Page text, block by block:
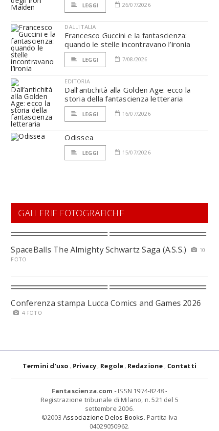
LEGGI 26/07/2026
DALL'ITALIA
Francesco Guccini e la fantascienza:
quando le stelle incontravano l’ironia
LEGGI 7/08/2026
EDITORIA
Dall’antichità alla Golden Age: ecco la
storia della fantascienza letteraria
LEGGI 16/07/2026
Odissea
LEGGI 15/07/2026
GALLERIE FOTOGRAFICHE
SpaceBalls The Almighty Schwartz Saga (A.S.S.)
10
FOTO
Conferenza stampa Lucca Comics and Games 2026
4 FOTO
Termini d'uso Privacy Regole Redazione Contatti
Fantascienza.com - ISSN 1974-8248 -
Registrazione tribunale di Milano, n. 521 del 5
settembre 2006.
©2003 Associazione Delos Books. Partita Iva
04029050962.